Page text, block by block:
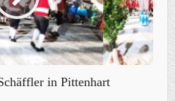
in Pittenhart